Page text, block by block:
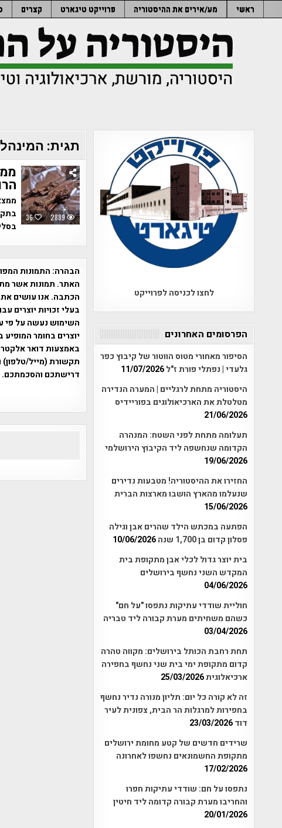
to
ראשי מע/אירים את ההיסטוריה פרוייקט טיגארט קצרים
תגית:
36 2889
הבהרה: התמונות
האתר. תמונות אשר
הכתבה. אנו עושים את
בעלי זכויות יוצרים
יוצרים בחומר
תקשורת (מייל/טלפון)
דרישתכם והסכמתכם.
לחצו לכניסה לפרוייקט
הפרסומים האחרונים
הסיפור מאחורי מטוס הווטור של קיבוץ כפר
גלעדי | נפתלי פורת ז"ל11/07/2026
היסטוריה מתחת לרגליים | המערה הנדירה
מטלטלת את הארכיאולוגים בפוריידיס
21/06/2026
תעלומה מתחת לפני השטח: המנהרה
הקדומה שנחשפה ליד הקיבוץ הירושלמי
19/06/2026
החזירו את ההיסטוריה! מטבעות נדירים
שנעלמו מהארץ הושבו מארצות הברית
15/06/2026
הפתעה במכתש הילד שהרים אבן וגילה
פסלון קדום בן 1,700 שנה
10/06/2026
בית יוצר גדול לכלי אבן מתקופת בית
המקדש השני נחשף בירושלים
04/06/2026
חוליית שודדי עתיקות נתפסו "על חם"
כשהם משחיתים מערת קבורה ליד טבריה
03/04/2026
תחת רחבת הכותל בירושלים: מקווה טהרה
קדום מתקופת ימי בית שני נחשף בחפירה
ארכיאלוגית25/03/2026
זה לא קורה כל יום: תליון מנורה נדיר נחשף
בחפירות למרגלות הר הבית, צפונית לעיר
דוד23/03/2026
שרידים חדשים של קטע מחומת ירושלים
מתקופת החשמונאים נחשפו לאחרונה
17/02/2026
נתפסו על חם: שודדי עתיקות חפרו
והחריבו מערת קבורה קדומה ליד חיטין
20/01/2026